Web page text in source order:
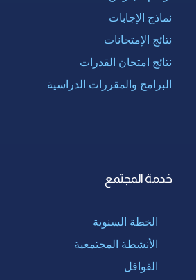
نماذج الإجابات
نتائج الإمتحانات
نتائج امتحان القدرات
البرامج والمقررات الدراسية
خدمة المجتمع
الخطة السنوية
الأنشطة المجتمعية
القوافل